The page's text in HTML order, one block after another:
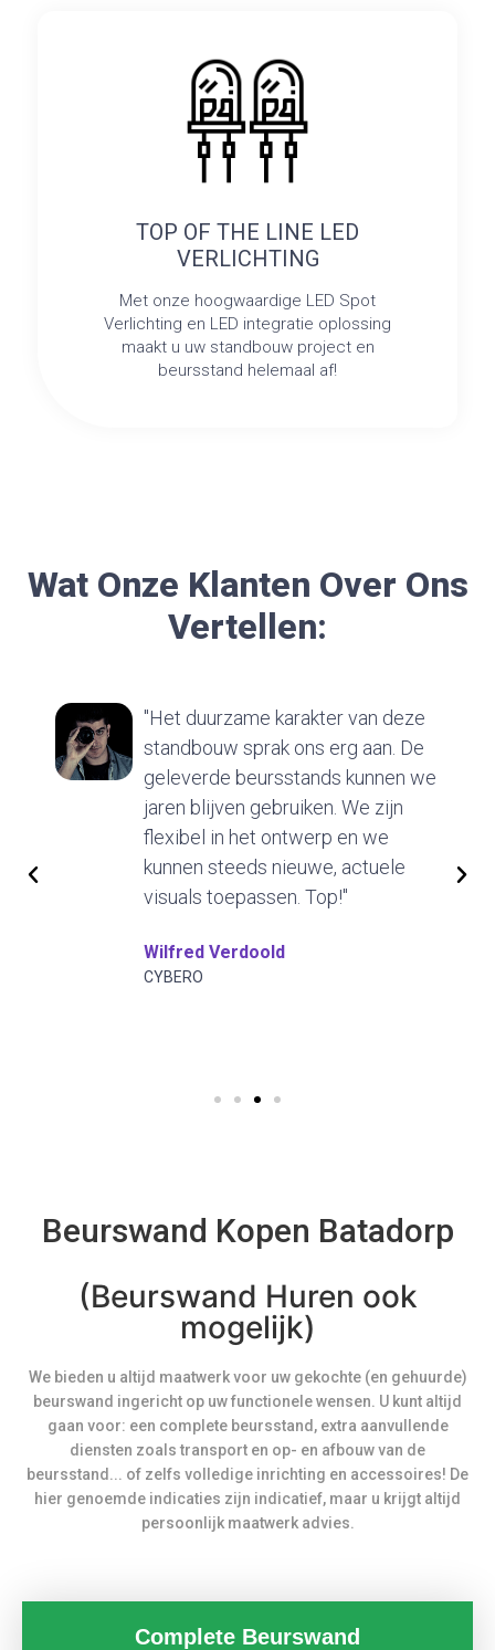
TOP OF THE LINE LED
VERLICHTING
Met onze hoogwaardige LED Spot
Verlichting en LED integratie oplossing
maakt u uw standbouw project en
beursstand helemaal af!
Wat Onze Klanten Over Ons
Vertellen:
"Het duurzame karakter van deze
standbouw sprak ons erg aan. De
geleverde beursstands kunnen we
jaren blijven gebruiken. We zijn
flexibel in het ontwerp en we
kunnen steeds nieuwe, actuele
visuals toepassen. Top!"
Wilfred Verdoold
CYBERO
Beurswand Kopen Batadorp
(Beurswand Huren ook
mogelijk)
We bieden u altijd maatwerk voor uw gekochte (en gehuurde)
beurswand ingericht op uw functionele wensen. U kunt altijd
gaan voor: een complete beursstand, extra aanvullende
diensten zoals transport en op- en afbouw van de
beursstand... of zelfs volledige inrichting en accessoires! De
hier genoemde indicaties zijn indicatief, maar u krijgt altijd
persoonlijk maatwerk advies.
Complete Beurswand